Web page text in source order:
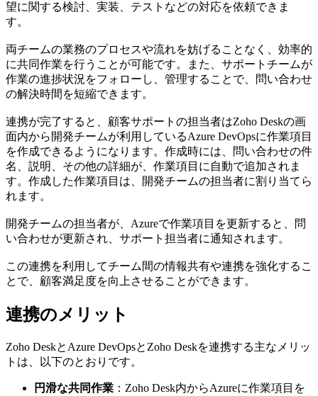
望に関する検討、実装、テストなどの対応を依頼できま
す。
両チームの業務のプロセスや流れを妨げることなく、効率的
に共同作業を行うことが可能です。また、サポートチームが
作業の進捗状況をフォローし、管理することで、問い合わせ
の解決時間を短縮できます。
連携が完了すると、顧客サポートの担当者はZoho Deskの画
面内から開発チームが利用しているAzure DevOpsに作業項目
を作成できるようになります。作成時には、問い合わせの件
名、説明、その他の詳細が、作業項目に自動で追加されま
す。作成した作業項目は、開発チームの担当者に割り当てら
れます。
開発チームの担当者が、Azureで作業項目を更新すると、問
い合わせが更新され、サポート担当者に通知されます。
この連携を利用してチーム間の情報共有や連携を強化するこ
とで、顧客満足度を向上させることができます。
連携のメリット
Zoho DeskとAzure DevOpsとZoho Deskを連携する主なメリッ
トは、以下のとおりです。
円滑な共同作業 ：Zoho Desk内からAzureに作業項目を